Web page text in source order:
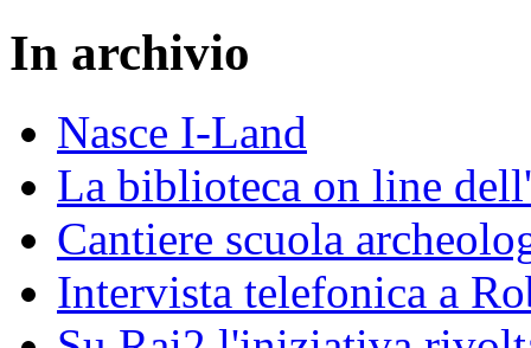
In archivio
Nasce I-Land
La biblioteca on line
Cantiere scuola
Intervista telefonica a